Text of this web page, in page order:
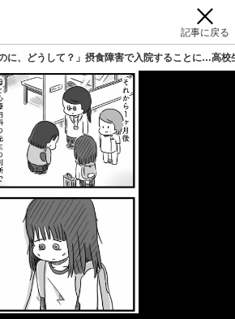
記事に戻る
に、どうして？」摂食障害で入院することに…高